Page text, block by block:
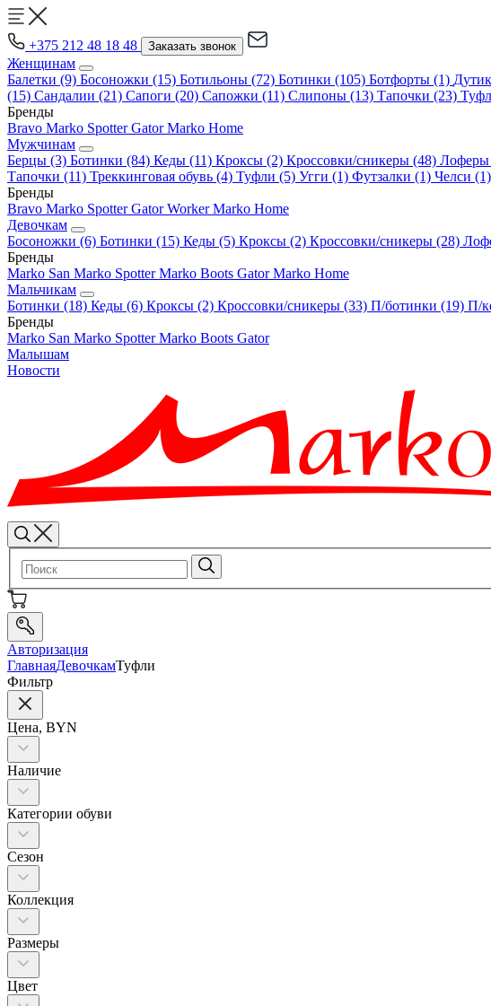
+375 212 48 18 48 Заказать звонок
Женщинам
Балетки (9) Босоножки (15) Ботильоны (72) Ботинки (105) Ботфорты (1)
(15) Сандалии (21) Сапоги (20) Сапожки (11) Слипоны (13) Тапочки (23)
Бренды
Bravo Marko Spotter Gator Marko Home
Мужчинам
Берцы (3) Ботинки (84) Кеды (11) Кроксы (2) Кроссовки/сникеры (48) Лоферы
Тапочки (11) Треккинговая обувь (4) Туфли (5) Угги (1) Футзалки (1) Челси (1)
Бренды
Bravo Marko Spotter Gator Worker Marko Home
Девочкам
Босоножки (6) Ботинки (15) Кеды (5) Кроксы (2) Кроссовки/сникеры (28)
Бренды
Marko San Marko Spotter Marko Boots Gator Marko Home
Мальчикам
Ботинки (18) Кеды (6) Кроксы (2) Кроссовки/сникеры (33) П/ботинки (19) П/
Бренды
Marko San Marko Spotter Marko Boots Gator
Малышам
Новости
Авторизация
ГлавнаяДевочкамТуфли
Фильтр
Цена, BYN
Наличие
Категории обуви
Сезон
Коллекция
Размеры
Цвет